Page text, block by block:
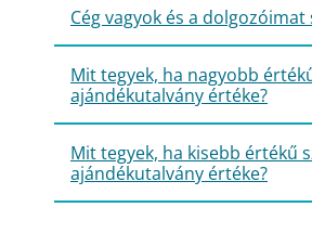
Cég vagyok és a
Mit tegyek, ha nagyobb
ajándékutalvány értéke?
Mit tegyek, ha kisebb értékű
ajándékutalvány értéke?